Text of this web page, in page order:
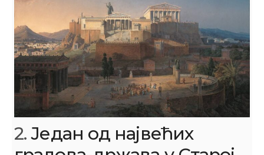
2.Један од највећих